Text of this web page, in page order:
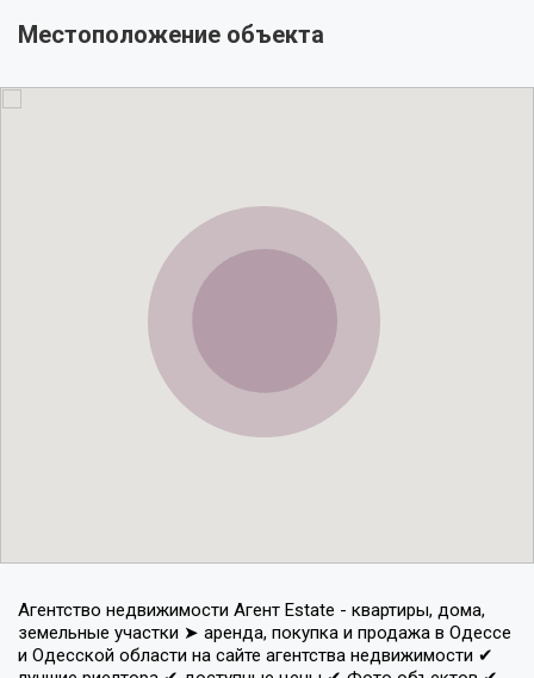
Местоположение объекта
Агентство недвижимости Агент Estate - квартиры, дома,
земельные участки ➤ аренда, покупка и продажа в Одессе
и Одесской области на сайте агентства недвижимости ✔